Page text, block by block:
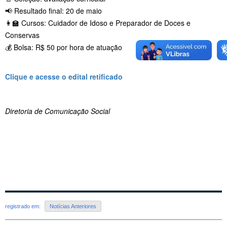
📢 Resultado final: 20 de maio
👩‍🏫 Cursos: Cuidador de Idoso e Preparador de Doces e
Conservas
💰 Bolsa: R$ 50 por hora de atuação
Clique e acesse o edital retificado
Diretoria de Comunicação Social
registrado em: Notícias Anteriores